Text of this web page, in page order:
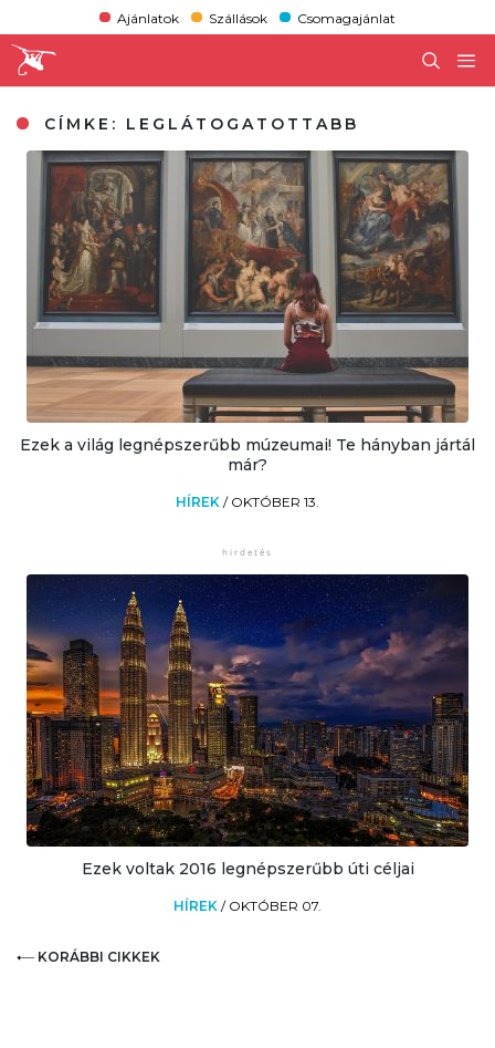
Ajánlatok Szállások Csomagajánlat
CÍMKE: LEGLÁTOGATOTTABB
Ezek a világ legnépszerűbb múzeumai! Te hányban jártál
már?
HÍREK / OKTÓBER 13.
Ezek voltak 2016 legnépszerűbb úti céljai
HÍREK / OKTÓBER 07.
KORÁBBI CIKKEK